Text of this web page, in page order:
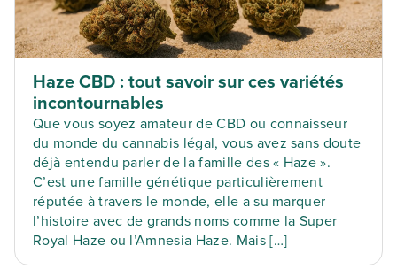
Haze CBD : tout savoir sur ces variétés
incontournables
Que vous soyez amateur de CBD ou connaisseur
du monde du cannabis légal, vous avez sans doute
déjà entendu parler de la famille des « Haze ».
C’est une famille génétique particulièrement
réputée à travers le monde, elle a su marquer
l’histoire avec de grands noms comme la Super
Royal Haze ou l’Amnesia Haze. Mais […]